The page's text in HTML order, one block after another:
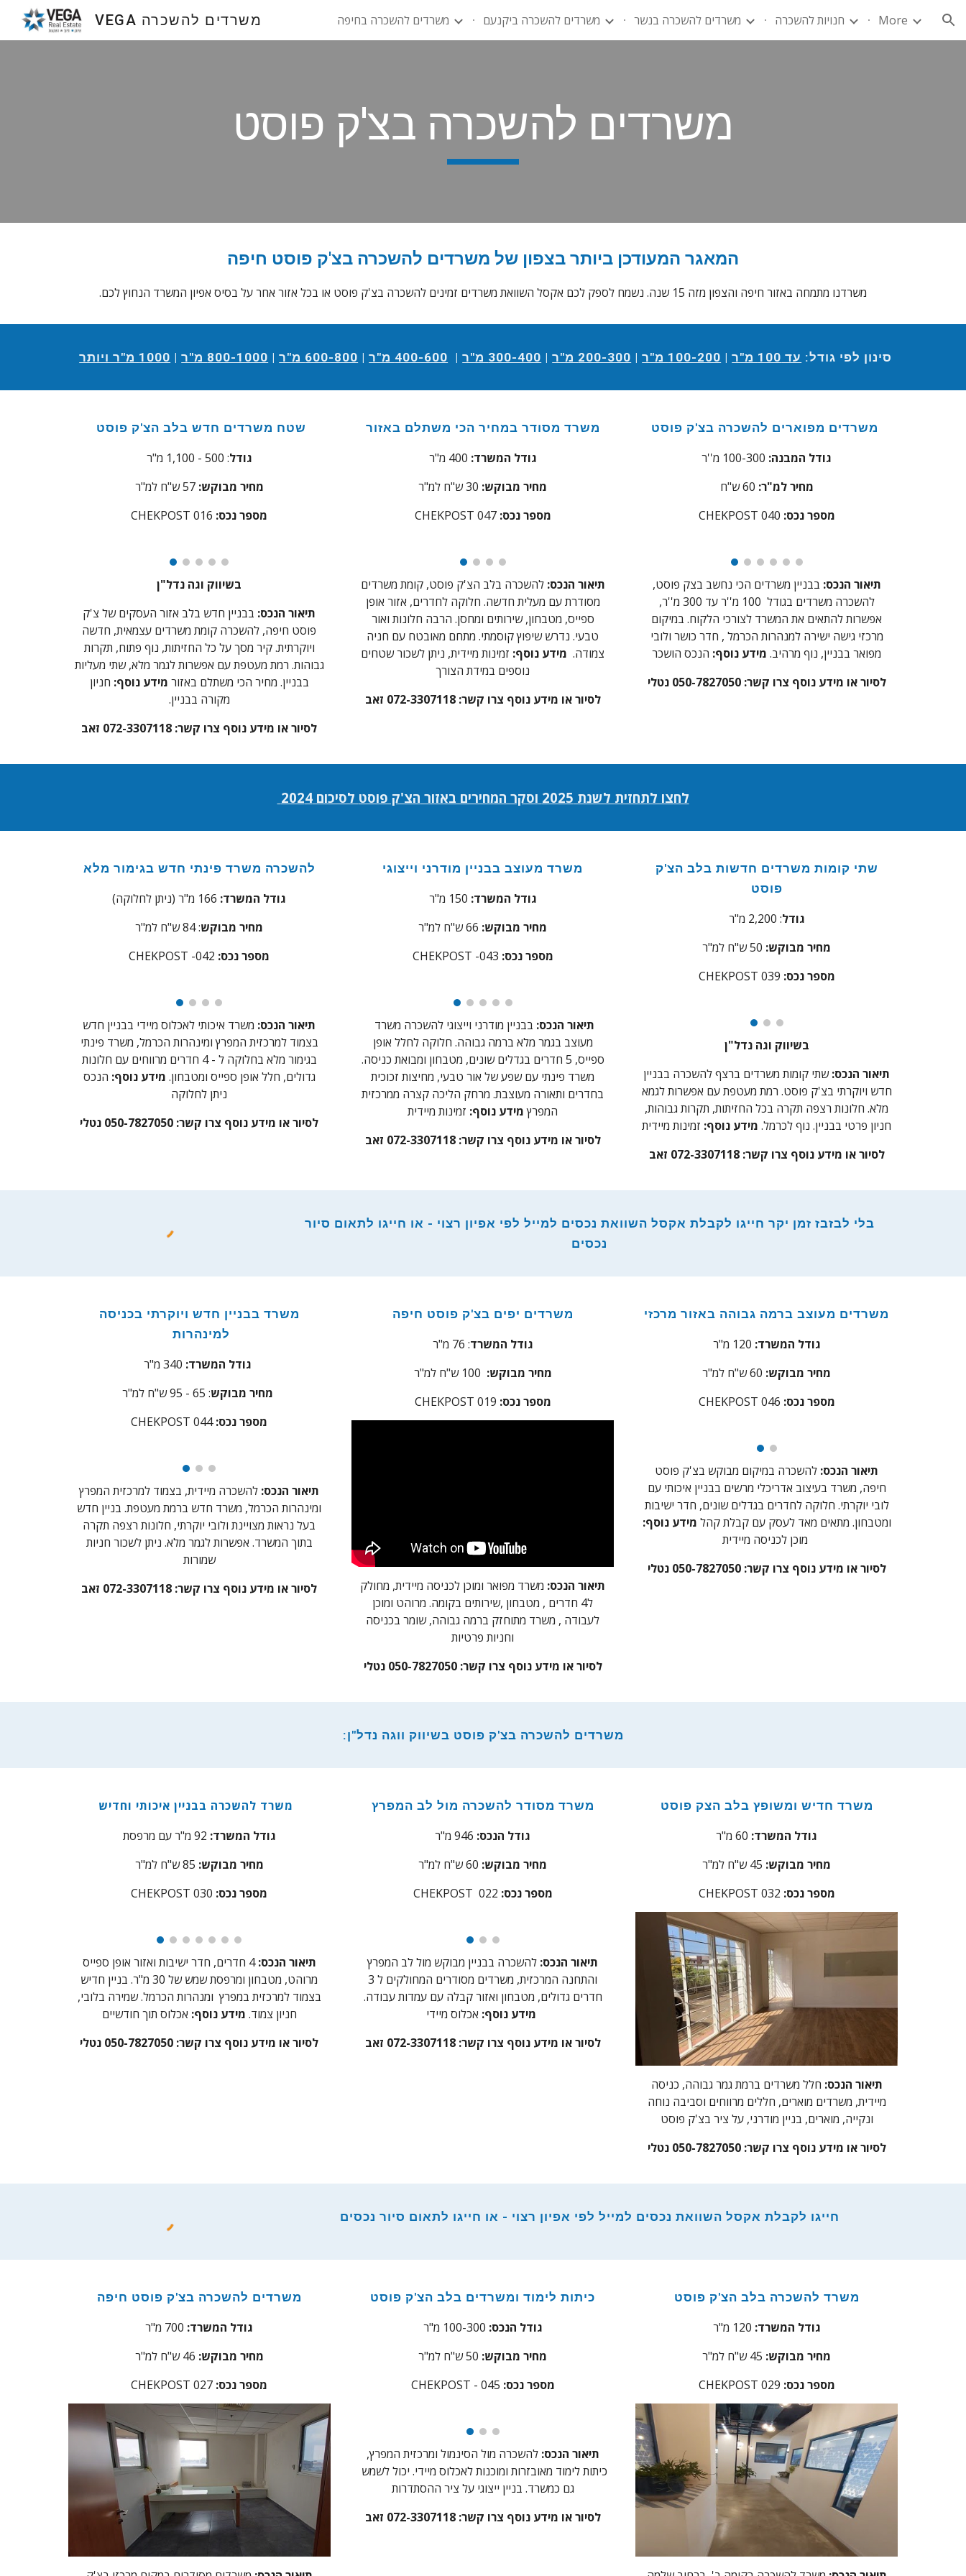
Skip to main content Skip to navigation VEGA משרדים להשכרה משרדים להשכרה בחיפה משרדים להשכרה ביקנעם משרדים להשכרה בנשר חנויות להשכרה More
משרדים להשכרה בצ'ק פוסט
המאגר המעודכן ביותר בצפון של משרדים להשכרה בצ'ק פוסט חיפה
משרדנו מתמחה באזור חיפה והצפון מזה 15 שנה. נשמח לספק לכם אקסל השוואת משרדים זמינים להשכרה בצ'ק פוסט או בכל אזור אחר על בסיס אפיון המשרד הנחוץ לכם.
סינון לפי גודל: עד 100 מ"ר | 100-200 מ"ר | 200-300 מ"ר | 300-400 מ"ר | 400-600 מ"ר | 600-800 מ"ר | 800-1000 מ"ר | 1000 מ"ר ויותר
שטח משרדים חדש בלב הצ'ק פוסט
גודל: 500 - 1,100 מ"ר
מחיר מבוקש: 5
7 ש"ח למ"ר
מספר נכס:
CHEKPOST016
בשיווק וגה נדל"ן
תיאור הנכס: בבניין חדש בלב אזור העסקים של צ'ק
פוסט חיפה, להשכרה קומת משרדים עצמאית, חדשה
ויוקרתית. קיר מסך על כל החזיתות, נוף פתוח, תקרות
גבוהות. רמת מעטפת עם אפשרות לגמר מלא, שתי מעליות
בבניין. מחיר הכי משתלם באזור מידע נוסף: חניון
מקורה בבניין.
לסיור או מידע נוסף צרו קשר: 072-3307118 זאב
משרד מסודר במחיר הכי משתלם באזור
גודל המשרד: 400 מ"ר
מחיר מבוקש:
30 ש"ח למ"ר
מספר נכס:
CHEKPOST 047
תיאור הנכס: להשכרה בלב הצ'ק פוסט, קומת משרדים
מסודרת עם מעלית חדשה. חלוקה לחדרים, אזור אופן
ספייס, מטבחון, שירותים ומחסן. הרבה חלונות ואור
טבעי. נדרש שיפוץ קוסמתי. מתחם מאובטח עם חניה
צמודה. מידע נוסף: זמינות מיידית, ניתן לשכור שטחים
נוספים במידת הצורך
לסיור או מידע נוסף צרו קשר: 072-3307118 זאב
גודל המבנה:
מחיר למ"ר:
מספר נכס:
CHEKPOST 040
תיאור הנכס: בבניין משרדים הכי נחשב בצק פוסט,
להשכרה משרדים בגודל 100 מ''ר עד 300 מ''ר,
אפשרות להתאים את המשרד לצורכי הלקוח. במיקום
מרכזי גישה ישירה למנהרות הכרמל , חדר כושר ולובי
מפואר בבניין, נוף מרהיב. מידע נוסף: הנכס הושכר
לסיור או מידע נוסף צרו קשר: 050-7827050 נטלי
לחצו לתחזית לשנת 2025 וסקר המחירים באזור הצ'ק פוסט לסיכום 2024
להשכרה משרד פינתי חדש בגימור מלא
גודל המשרד:
מחיר מבוקש: 84 ש"ח למ"ר
מספר נכס:
CHEKPOST -042
תיאור הנכס: משרד איכותי לאכלוסמיידי בבניין חדש
בצמוד למרכזית המפרץ ומינהרות הכרמל, משרד פינתי
בגימור מלא בחלוקה ל - 4 חדרים מרווחים עם חלונות
גדולים, חלל אופן ספייס ומטבחון. מידע נוסף: הנכס
ניתן לחלוקה
לסיור או מידע נוסף צרו קשר: 050-7827050 נטלי
משרד מעוצב בבניין מודרני וייצוגי
גודל המשרד:
מחיר מבוקש: 66ש"ח למ"ר
מספר נכס:
CHEKPOST -043
תיאור הנכס: בבניין מודרני וייצוגי להשכרה משרד
מעוצב בגמר מלא ברמה גבוהה. חלוקה לחלל אופן
ספייס, 5 חדרים בגדלים שונים, מטבחון ומבואת כניסה.
משרד פינתי עם שפע של אור טבעי, מחיצות זכוכית
בחדרים ותאורה מעוצבת. מרחק הליכה קצרה ממרכזית
המפרץמידע נוסף: זמינות מיידית
לסיור או מידע נוסף צרו קשר: 072-3307118 זאב
שתי קומות משרדים חדשות בלב הצ'ק
פוסט
גודל: 2,200 מ"ר
מחיר מבוקש:
מספר נכס:
CHEKPOST 039
בשיווק וגה נדל"ן
תיאור הנכס:שתי קומות משרדים ברצף להשכרה בבניין
חדש ויוקרתי בצ'ק פוסט. רמת מעטפת עם אפשרות לגמא
מלא. חלונות רצפה תקרה בכל החזיתות, תקרות גבוהות,
חניון פרטי בבניין. נוף לכרמל. מידע נוסף: זמינות מיידית
לסיור או מידע נוסף צרו קשר: 072-3307118 זאב
בלי לבזבז זמן יקר חייגו לקבלת אקסל השוואת נכסים למייל לפי אפיון רצוי - או חייגו לתאום סיור
נכסים
משרד בבניין חדש ויוקרתי בכניסה
למינהרות
גודל המשרד: 340
מחיר מבוקש:
65 - 95
ש"ח למ"ר
מספר נכס:
CHEKPOST044
תיאור הנכס: להשכרה מיידית, בצמוד למרכזית המפרץ
ומינהרות הכרמל, משרד חדש ברמת מעטפת. בניין חדש
בעל נראות מצויינת ולובי יוקרתי, חלונות רצפה תקרה
בתוך המשרד. אפשרות לגמר מלא. ניתן לשכור חניות
שמורות
לסיור או מידע נוסף צרו קשר: 072-3307118 זאב
משרדים יפים בצ'ק פוסט חיפה
גודל המשרד: 76 מ"ר
מחיר מבוקש: 100 ש"ח למ"ר
מספר נכס:
CHEKPOST 019
תיאור הנכס: משרד מפואר ומוכן לכניסה מיידית, מחולק
ל4 חדרים , מטבחון ,שירותים בקומה. מרוהט ומוכן
לעבודה , משרד מתוחזק ברמה גבוהה, שומר בכניסה
וחניות פרטיות
לסיור או מידע נוסף צרו קשר: 050-7827050 נטלי
משרדים מעוצב ברמה גבוהה באזור מרכזי
גודל המשרד: 120 מ"ר
מחיר מבוקש:
60 ש"ח למ"ר
מספר נכס:
CHEKPOST 046
תיאור הנכס: להשכרה במיקום מבוקש בצ'ק פוסט
חיפה, משרד בעיצוב אדריכלי מרשים בבניין איכותי עם
לובי יוקרתי. חלוקה לחדרים בגדלים שונים, חדר ישיבות
ומטבחון. מתאים מאד לעסק עם קבלת קהל מידע נוסף:
לסיור או מידע נוסף צרו קשר: 050-7827050 נטלי
משרדים להשכרה בצ'ק פוסט בשיווק ווגה נדל"ן:
משרד להשכרה
גודל המשרד:
92 מ"ר עם מרפסת
מחיר מבוקש:
מספר נכס:
CHEKPOST030
תיאור הנכס:
4 חדרים, חדר ישיבות ואזור אופן ספייס
מרוהט, מטבחון ומרפסת שמש של 30 מ"ר. בניין חדיש
בצמוד למרכזית במפרץ ומנהרות הכרמל. שמירה בלובי,
חניון צמוד. מידע נוסף: אכלוס תוך חודשיים
לסיור או מידע נוסף צרו קשר: 050-7827050 נטלי
משרד מסודר להשכרה מול לב המפרץ
גודל הנכס:
מחיר מבוקש: 60 ש"ח למ"ר
מספר נכס:
CHEKPOST 022
תיאור הנכס: להשכרה בבניין מבוקש מול לב המפרץ
והתחנה המרכזית, משרדים מסודרים המחולקים ל 3
חדרים גדולים, מטבחון ואזור קבלה עם עמדות עבודה.
מידע נוסף:
לסיור או מידע נוסף צרו קשר: 072-3307118 זאב
משרד חדיש ומשופץ בלב הצק פוסט
גודל המשרד:
מחיר מבוקש:
מספר נכס:
CHEKPOST 032
תיאור הנכס: חלל משרדים ברמת גמר גבוהה, כניסה
מיידית, משרדים מוארים, חללים מרווחים וסביבה נוחה
ונקייה, מוארים, בניין מודרני, על ציר בצ'ק פוסט
לסיור או מידע נוסף צרו קשר: 050-7827050 נטלי
חייגו לקבלת אקסל השוואת נכסים למייל לפי אפיון רצוי - או חייגו לתאום סיור נכסים
משרדים להשכרה בצ'ק פוסט חיפה
גודל המשרד: 700 מ"ר
מחיר מבוקש: 46 ש"ח למ"ר
מספר נכס:
CHEKPOST027
כיתות לימוד ומשרדים בלב הצ'ק פוסט
גודל הנכס: 100-300 מ"ר
מחיר מבוקש:
50 ש"ח למ"ר
מספר נכס:
CHEKPOST - 045
תיאור הנכס: להשכרה מול הסינמול ומרכזית המפרץ,
כיתות לימוד מאובזרות ומוכנות לאכלוס מיידי. יכול לשמש
גם כמשרד. בניין ייצוגי על ציר ההסתדרות
לסיור או מידע נוסף צרו קשר: 072-3307118 זאב
משרד להשכרה בלב הצ'ק פוסט
גודל המשרד:
מחיר מבוקש: 45 ש"ח למ"ר
מספר נכס:
CHEKPOST 029